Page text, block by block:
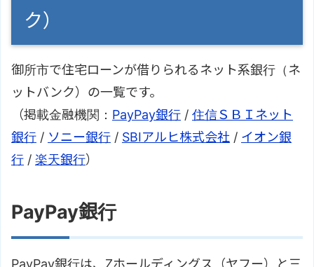
ク）
御所市で住宅ローンが借りられるネット系銀行（ネ
ットバンク）の一覧です。
（掲載金融機関： PayPay銀行 / 住信ＳＢＩネット
銀行 / ソニー銀行 / SBIアルヒ株式会社 / イオン銀
行 / 楽天銀行）
PayPay銀行
PayPay銀行は、Zホールディングス（ヤフー）と三